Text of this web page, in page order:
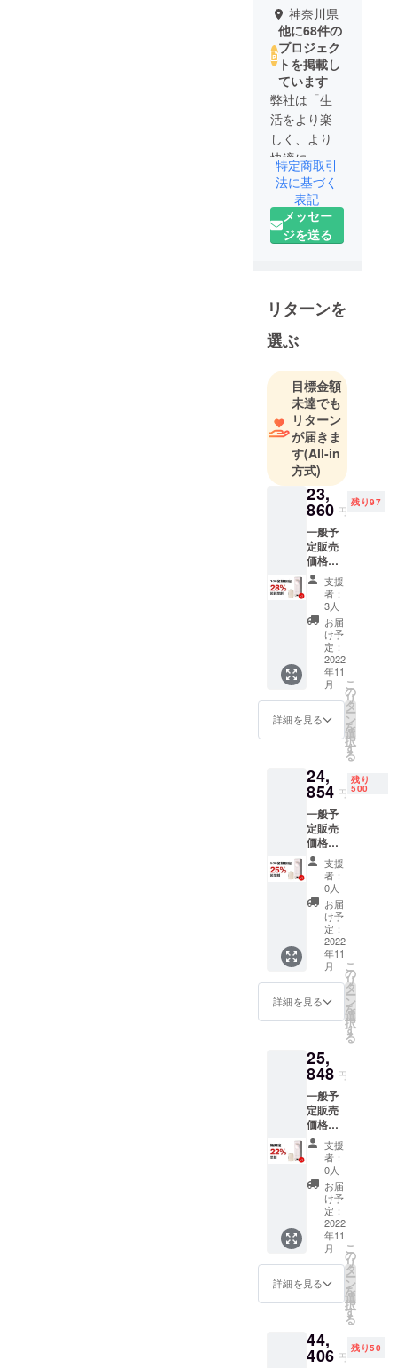
神奈川県
他に68件の
プロジェク
トを掲載し
ています
弊社は「生
活をより楽
しく、より
快適に」を
ポリシーに
製品・サー
ビスを提供
していま
え、また時
代の変化に
対応する製
品をお客様
の手元にお
届けるため
に、本社は
製品のデザ
イン・品質
管理・販売
の事業を立
ち上げりま
した。
特定商取引
法に基づく
表記
メッセー
ジを送る
リターンを
選ぶ
目標金額
未達でも
リターン
が届きま
す(All-in
方式)
23,
860 円
残り97
一般予
定販売
価格：
33,139
円（税
込） 内
容物：
本体x1
電源
ケーブ
ルx1 リ
モコン
x1 日本
語取扱
説明書
x1
支援
者：
3人
お届
け予
定：
2022
年11
月
詳細を見る
こ
の
リ
タ
ー
ン
を
選
択
す
る
24,
854 円
残り
500
一般予
定販売
価格：
33,139
円（税
込） 内
容物：
本体x1
電源
ケーブ
ルx1 リ
モコン
x1 日本
語取扱
説明書
x1
支援
者：
0人
お届
け予
定：
2022
年11
月
詳細を見る
こ
の
リ
タ
ー
ン
を
選
択
す
る
25,
848 円
一般予
定販売
価格：
33,139
円（税
込） 内
容物：
本体x1
電源
ケーブ
ルx1 リ
モコン
x1 日本
語取扱
説明書
x1
支援
者：
0人
お届
け予
定：
2022
年11
月
詳細を見る
こ
の
リ
タ
ー
ン
を
選
択
す
る
44,
406 円
残り50